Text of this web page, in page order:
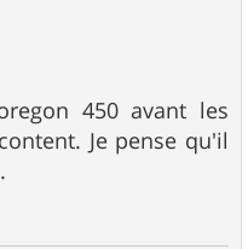
450 avant les
Je pense qu'il